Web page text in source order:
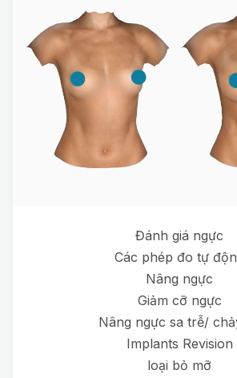
Đánh giá ngực
Các phép đo tự
Nâng ngực
Giảm cỡ ngực
Nâng ngực sa trễ/
Implants Revision
loại bỏ mỡ